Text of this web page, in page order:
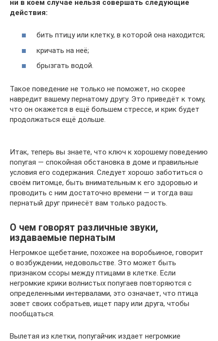
ни в коем случае нельзя совершать следующие
действия:
бить птицу или клетку, в которой она находится;
кричать на неё;
брызгать водой.
Такое поведение не только не поможет, но скорее
навредит вашему пернатому другу. Это приведёт к тому,
что он окажется в ещё большем стрессе, и крик будет
продолжаться ещё дольше.
Итак, теперь вы знаете, что ключ к хорошему поведению
попугая — спокойная обстановка в доме и правильные
условия его содержания. Следует хорошо заботиться о
своём питомце, быть внимательным к его здоровью и
проводить с ним достаточно времени — и тогда ваш
пернатый друг принесёт вам только радость.
О чем говорят различные звуки,
издаваемые пернатым
Негромкое щебетание, похожее на воробьиное, говорит
о возбуждении, недовольстве. Это может быть
признаком ссоры между птицами в клетке. Если
негромкие крики волнистых попугаев повторяются с
определенными интервалами, это означает, что птица
зовет своих собратьев, ищет пару или друга, чтобы
пообщаться.
Вылетая из клетки, попугайчик издает негромкие